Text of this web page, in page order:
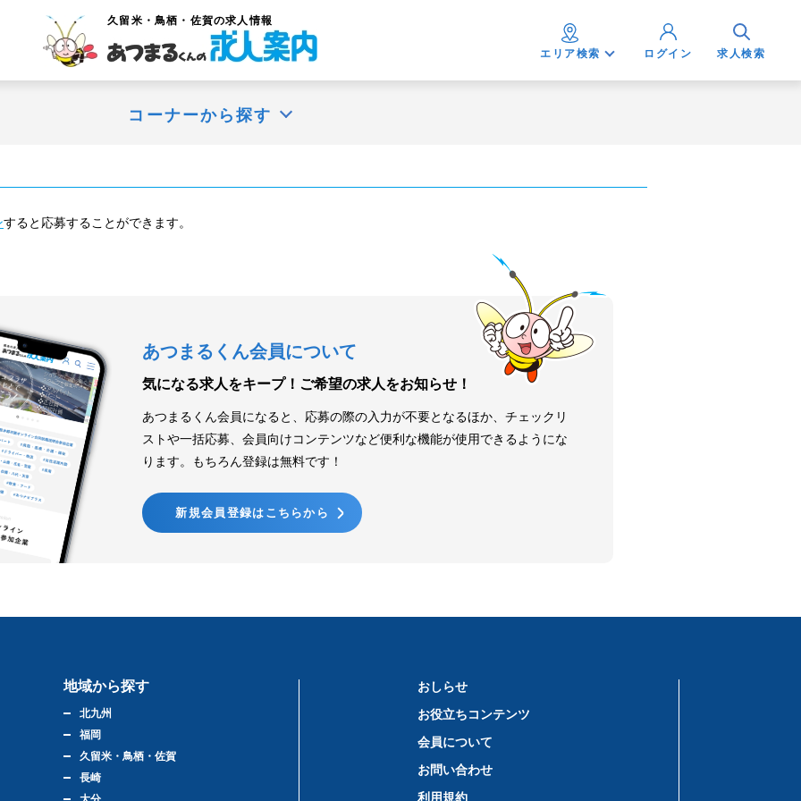
久留米・鳥栖・佐賀の求人情報
エリア検索 ログイン 求人検索
コーナーから探す
すると応募することができます。
あつまるくん会員について
気になる求人をキープ！ ご希望の求人をお知らせ！
あつまるくん会員になると、応募の際の入力が不要となるほか、チェックリ
ストや一括応募、会員向けコンテンツなど便利な機能が使用できるようにな
ります。もちろん登録は無料です！
新規会員登録はこちらから
地域から探す
北九州
福岡
久留米・鳥栖・佐賀
長崎
おしらせ
お役立ちコンテンツ
会員について
お問い合わせ
利用規約